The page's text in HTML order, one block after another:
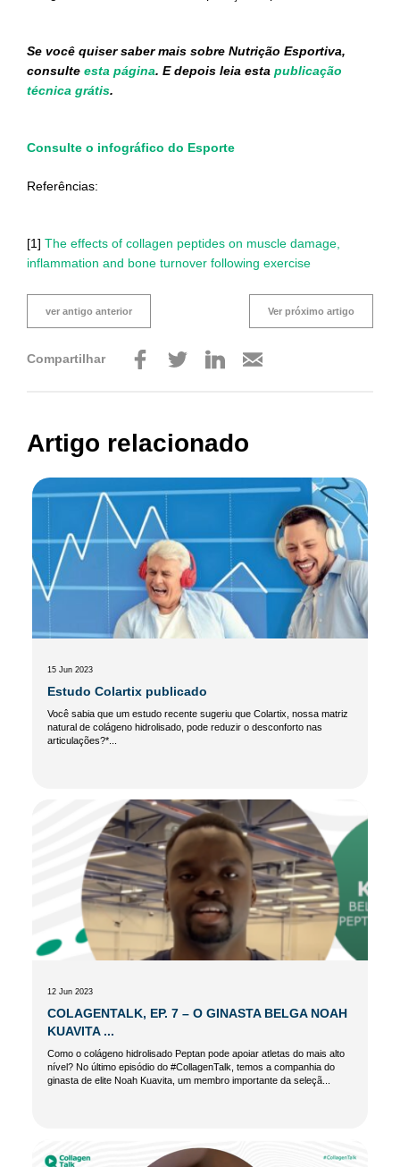
Se você quiser saber mais sobre Nutrição Esportiva,
consulte esta página. E depois leia esta publicação
técnica grátis.
Consulte o infográfico do Esporte
Referências:
[1] The effects of collagen peptides on muscle damage,
inflammation and bone turnover following exercise
ver antigo anterior Ver próximo artigo
Compartilhar
Artigo relacionado
15 Jun 2023
Estudo Colartix publicado
Você sabia que um estudo recente sugeriu que Colartix, nossa matriz
natural de colágeno hidrolisado, pode reduzir o desconforto nas
articulações?*...
12 Jun 2023
COLAGENTALK, EP. 7 – O GINASTA BELGA NOAH
KUAVITA ...
Como o colágeno hidrolisado Peptan pode apoiar atletas do mais alto
nível? No último episódio do #CollagenTalk, temos a companhia do
ginasta de elite Noah Kuavita, um membro importante da seleçã...